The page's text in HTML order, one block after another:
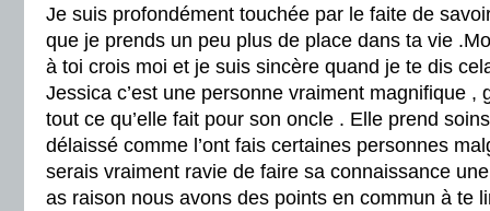
Je suis profondément touchée par le faite de
que je prends un peu plus de place dans ta vie
à toi crois moi et je suis sincère quand je te dis
Jessica c’est une personne vraiment magnifique ,
tout ce qu’elle fait pour son oncle . Elle prend
délaissé comme l’ont fais certaines personnes
serais vraiment ravie de faire sa connaissance
as raison nous avons des points en commun à te